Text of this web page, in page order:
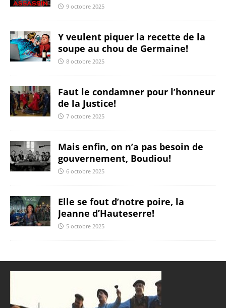
9 octobre 2025
Y veulent piquer la recette de la
soupe au chou de Germaine!
8 octobre 2025
Faut le condamner pour l’honneur
de la Justice!
7 octobre 2025
Mais enfin, on n’a pas besoin de
gouvernement, Boudiou!
6 octobre 2025
Elle se fout d’notre poire, la
Jeanne d’Hauteserre!
5 octobre 2025